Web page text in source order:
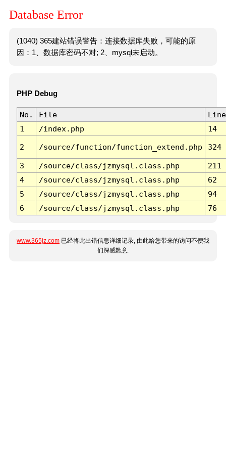
Database Error
(1040) 365建站错误警告：连接数据库失败，可能的原
因：1、数据库密码不对; 2、mysql未启动。
PHP Debug
No. File
Line
1
/index.php 14
2 /source/function/function_extend.php 324
3 /source/class/jzmysql.class.php
211
4
/source/class/jzmysql.class.php
62
5
/source/class/jzmysql.class.php
94
6
/source/class/jzmysql.class.php 76
www.365jz.com 已经将此出错信息详细记录, 由此给您带来的访问不便我
们深感歉意.